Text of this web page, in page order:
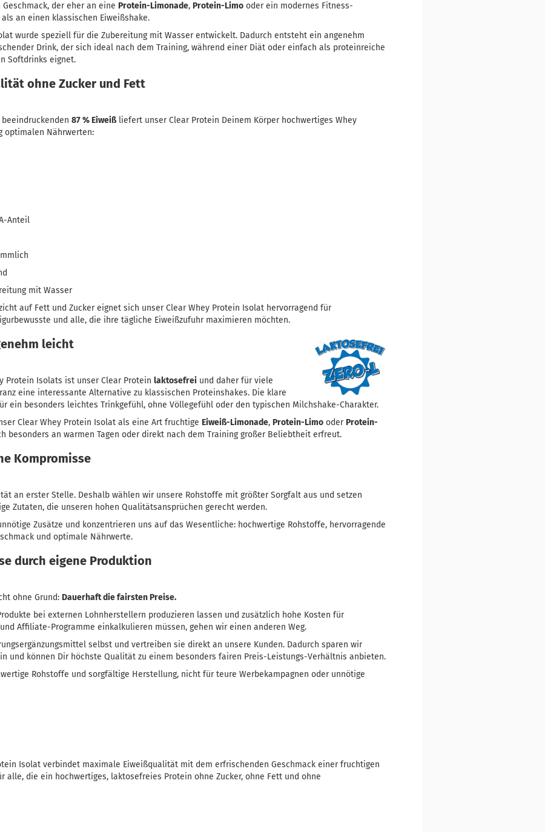
der eher an eine Protein-Limonade, Protein-Limo oder ein modernes Fitness-
an einen klassischen Eiweißshake.
wurde speziell für die Zubereitung mit Wasser entwickelt. Dadurch entsteht ein angenehm
Drink, der sich ideal nach dem Training, während einer Diät oder einfach als proteinreiche
Softdrinks eignet.
ohne Zucker und Fett
87 % Eiweißliefert unser Clear Protein Deinem Körper hochwertiges Whey
optimalen Nährwerten:
Anteil
mit Wasser
auf Fett und Zucker eignet sich unser Clear Whey Protein Isolat hervorragend für
und alle, die ihre tägliche Eiweißzufuhr maximieren möchten.
leicht
Protein Isolats ist unser Clear Protein laktosefrei und daher für viele
eine interessante Alternative zu klassischen Proteinshakes. Die klare
ein besonders leichtes Trinkgefühl, ohne Völlegefühl oder den typischen Milchshake-Charakter.
Clear Whey Protein Isolat als eine Art fruchtige Eiweiß-Limonade, Protein-Limo oder Protein-
besonders an warmen Tagen oder direkt nach dem Training großer Beliebtheit erfreut.
Kompromisse
an erster Stelle. Deshalb wählen wir unsere Rohstoffe mit größter Sorgfalt aus und setzen
Zutaten, die unseren hohen Qualitätsansprüchen gerecht werden.
Zusätze und konzentrieren uns auf das Wesentliche: hochwertige Rohstoffe, hervorragende
und optimale Nährwerte.
durch eigene Produktion
ohne Grund: Dauerhaft die fairsten Preise.
bei externen Lohnherstellern produzieren lassen und zusätzlich hohe Kosten für
Affiliate-Programme einkalkulieren müssen, gehen wir einen anderen Weg.
selbst und vertreiben sie direkt an unsere Kunden. Dadurch sparen wir
und können Dir höchste Qualität zu einem besonders fairen Preis-Leistungs-Verhältnis anbieten.
Rohstoffe und sorgfältige Herstellung, nicht für teure Werbekampagnen oder unnötige
Isolat verbindet maximale Eiweißqualität mit dem erfrischenden Geschmack einer fruchtigen
alle, die ein hochwertiges, laktosefreies Protein ohne Zucker, ohne Fett und ohne